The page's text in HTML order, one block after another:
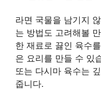
라면 국물을 남기지
는 방법도 고려해볼
한 재료로 끓인 육수
은 요리를 만들 수 있
또는 다시마 육수는
줍니다.